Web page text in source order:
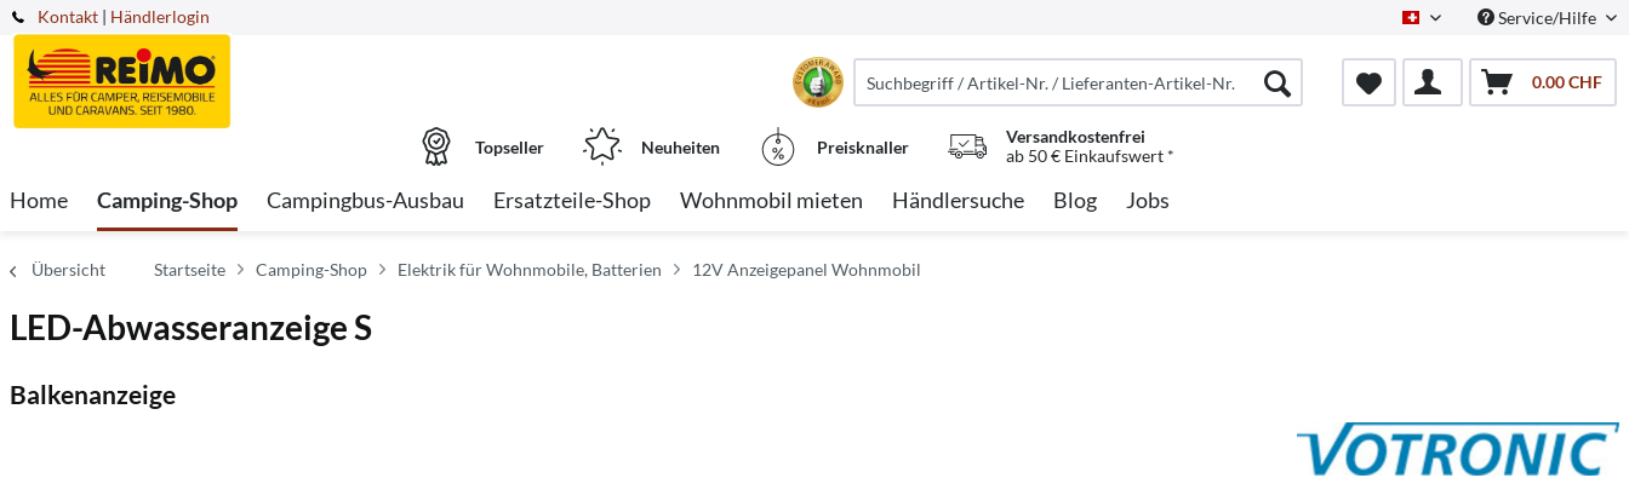
Kontakt Schweiz/DeutschService/Hilfe
| Händlerlogin
0.00 CHF
Topseller Neuheiten Preisknaller
Versandkostenfrei
ab 50 € Einkaufswert *
Home Camping-Shop Campingbus-Ausbau Ersatzteile-Shop Wohnmobil mieten Händlersuche Blog Jobs
Übersicht Startseite Camping-Shop Elektrik für Wohnmobile, Batterien 12V Anzeigepanel Wohnmobil
LED-Abwasseranzeige S
Balkenanzeige